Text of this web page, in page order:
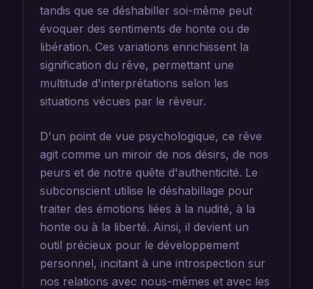
tandis que se déshabiller soi-même peut
évoquer des sentiments de honte ou de
libération. Ces variations enrichissent la
signification du rêve, permettant une
multitude d'interprétations selon les
situations vécues par le rêveur.
D'un point de vue psychologique, ce rêve
agit comme un miroir de nos désirs, de nos
peurs et de notre quête d'authenticité. Le
subconscient utilise le déshabillage pour
traiter des émotions liées à la nudité, à la
honte ou à la liberté. Ainsi, il devient un
outil précieux pour le développement
personnel, incitant à une introspection sur
nos relations avec nous-mêmes et avec les